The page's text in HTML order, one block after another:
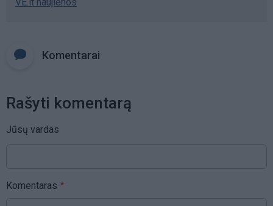
Komentarai
Rašyti komentarą
Jūsų vardas
Komentaras